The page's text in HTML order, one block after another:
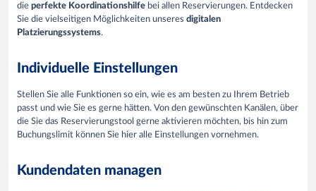
die perfekte Koordinationshilfe bei allen Reservierungen. Entdecken
Sie die vielseitigen Möglichkeiten unseres digitalen
Platzierungssystems.
Individuelle Einstellungen
Stellen Sie alle Funktionen so ein, wie es am besten zu Ihrem Betrieb
passt und wie Sie es gerne hätten. Von den gewünschten Kanälen, über
die Sie das Reservierungstool gerne aktivieren möchten, bis hin zum
Buchungslimit können Sie hier alle Einstellungen vornehmen.
Kundendaten managen